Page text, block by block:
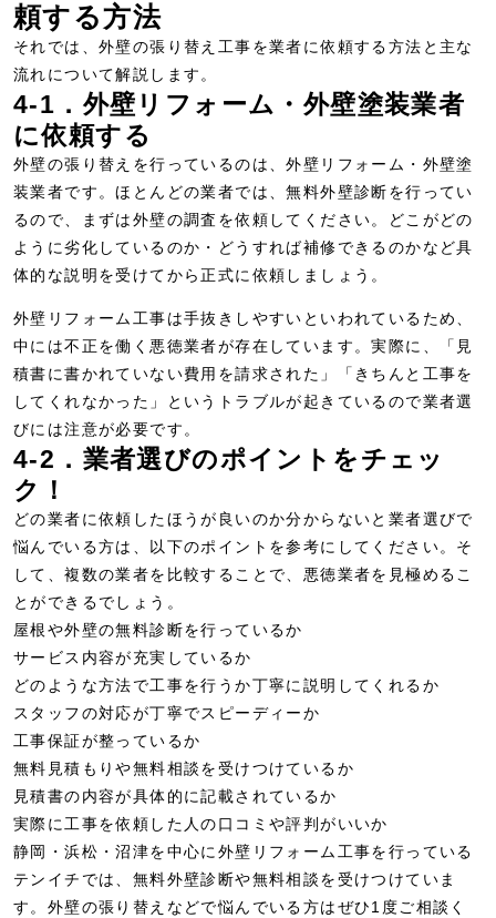
頼する方法
それでは、外壁の張り替え工事を業者に依頼する方法と主な
流れについて解説します。
4-1．外壁リフォーム・外壁塗装業者
に依頼する
外壁の張り替えを行っているのは、外壁リフォーム・外壁塗
装業者です。ほとんどの業者では、無料外壁診断を行ってい
るので、まずは外壁の調査を依頼してください。どこがどの
ように劣化しているのか・どうすれば補修できるのかなど具
体的な説明を受けてから正式に依頼しましょう。
外壁リフォーム工事は手抜きしやすいといわれているため、
中には不正を働く悪徳業者が存在しています。実際に、「見
積書に書かれていない費用を請求された」「きちんと工事を
してくれなかった」というトラブルが起きているので業者選
びには注意が必要です。
4-2．業者選びのポイントをチェッ
ク！
どの業者に依頼したほうが良いのか分からないと業者選びで
悩んでいる方は、以下のポイントを参考にしてください。そ
して、複数の業者を比較することで、悪徳業者を見極めるこ
とができるでしょう。
屋根や外壁の無料診断を行っているか
サービス内容が充実しているか
どのような方法で工事を行うか丁寧に説明してくれるか
スタッフの対応が丁寧でスピーディーか
工事保証が整っているか
無料見積もりや無料相談を受けつけているか
見積書の内容が具体的に記載されているか
実際に工事を依頼した人の口コミや評判がいいか
静岡・浜松・沼津を中心に外壁リフォーム工事を行っている
テンイチ では、無料外壁診断や無料相談を受けつけていま
す。外壁の張り替えなどで悩んでいる方はぜひ1度ご相談く